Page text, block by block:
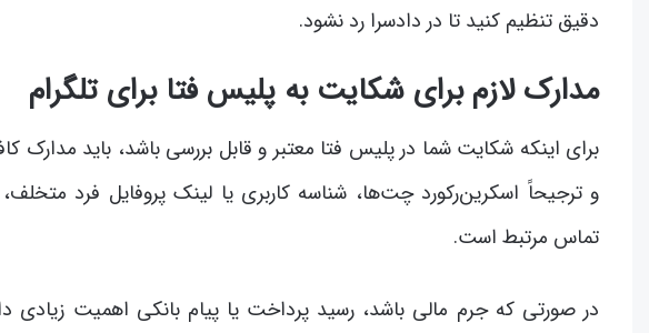
دقیق تنظیم کنید تا در دادسرا رد نشود.
مدارک لازم برای شکایت به پلیس فتا برای تلگرام
برای اینکه شکایت شما در پلیس فتا معتبر و قابل بررسی باشد، باید
و ترجیحاً اسکرین‌رکورد چت‌ها، شناسه کاربری یا لینک پروفایل فرد
تماس مرتبط است.
در صورتی که جرم مالی باشد، رسید پرداخت یا پیام بانکی اهمیت زیادی